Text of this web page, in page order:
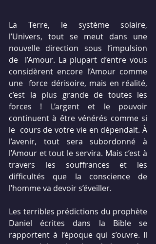
La Terre, le système solaire,
l’Univers, tout se meut dans une
nouvelle direction sous l’impulsion
de  l’Amour. La plupart d’entre vous
considèrent encore l’Amour comme
une  force dérisoire, mais en réalité,
c’est la plus grande de toutes les
forces ! L’argent et le pouvoir
continuent à être vénérés comme si
le  cours de votre vie en dépendait. À
l’avenir, tout sera subordonné à
l’Amour et tout le servira. Mais c’est à
travers les souffrances et les
difficultés que la conscience de
l’homme va devoir s’éveiller.
Les terribles prédictions du prophète
Daniel écrites dans la Bible se
rapportent à l’époque qui s’ouvre. Il